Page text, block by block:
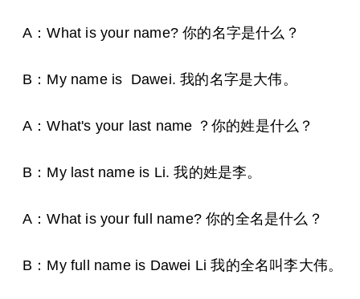
A：What is your name? 你的名字是什么？
B：My name is Dawei. 我的名字是大伟。
A：What's your last name ？你的姓是什么？
B：My last name is Li. 我的姓是李。
A：What is your full name? 你的全名是什么？
B：My full name is Dawei Li 我的全名叫李大伟。